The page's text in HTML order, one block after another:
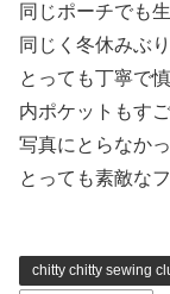
同じポーチでも
同じく冬休みぶり
とっても丁寧で
内ポケットもす
写真にとらなか
とっても素敵な
chitty chitty sewing